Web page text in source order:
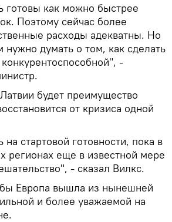
как можно быстрее
Поэтому сейчас более
расходы адекватны. Но
нужно думать о том, как сделать
-
будет преимущество
от кризиса одной
стартовой готовности, пока в
регионах еще в известной мере
- сказал Вилкс.
Европа вышла из нынешней
и более уважаемой на